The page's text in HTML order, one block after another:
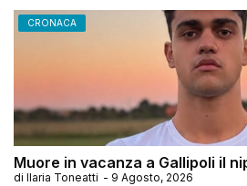
CRONACA
Muore in vacanza a Gallipoli il
di Ilaria Toneatti - 9 Agosto, 2026